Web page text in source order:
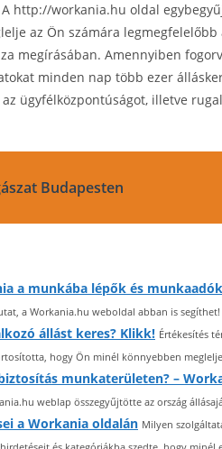
A http://workania.hu oldal
az Ön számára
megírásában. Amennyiben
minden nap több ezer
az ügyfélközpontúságot, illetve
Budapesten
a munkába lépők és
a Workania.hu weboldal abban is
állást keres? Klikk! Értékesítés
hogy Ön minél könnyebben
munkaterületen? –
weblap összegyűjtötte az ország
a Workania oldalán Milyen